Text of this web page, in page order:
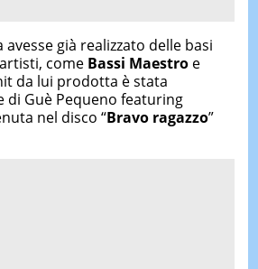
già realizzato delle basi
come Bassi Maestroe
da lui prodotta è stata
di Guè Pequeno featuring
nel disco “Bravo ragazzo”